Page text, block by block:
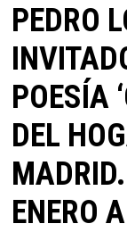
PEDRO
POESÍA
DEL
ENERO